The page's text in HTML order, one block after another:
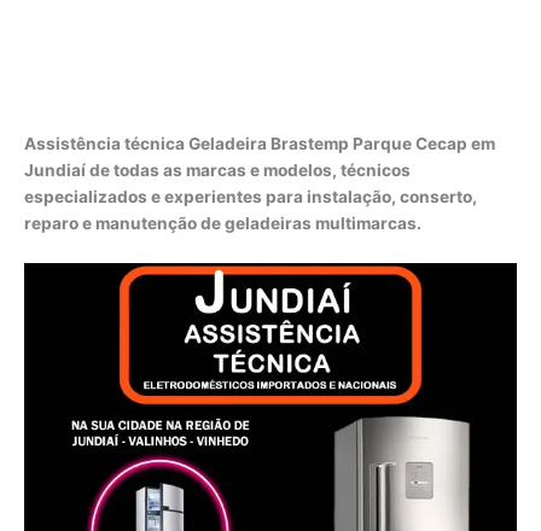
Assistência técnica Geladeira Brastemp Parque Cecap em
Jundiaí de todas as marcas e modelos, técnicos
especializados e experientes para instalação, conserto,
reparo e manutenção de geladeiras multimarcas.